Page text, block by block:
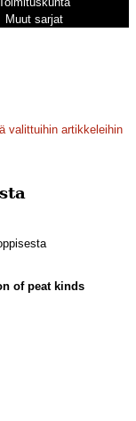
Muut sarjat
valittuihin artikkeleihin
of peat kinds